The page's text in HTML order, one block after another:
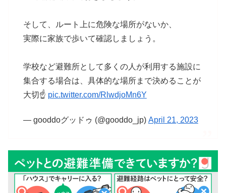
そして、ルート上に危険な場所がないか、
実際に家族で歩いて確認しましょう。
学校など避難所として多くの人が利用する施設に
集合する場合は、具体的な場所まで決めることが
大切☝️ pic.twitter.com/RlwdjoMn6Y
— gooddoグッドゥ (@gooddo_jp) April 21, 2023